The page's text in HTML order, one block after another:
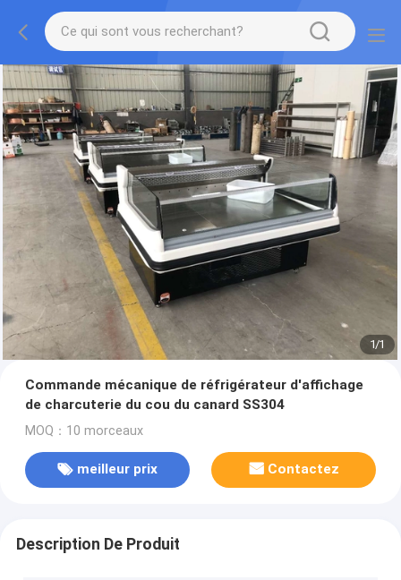
1/1
Commande mécanique de réfrigérateur d'affichage
de charcuterie du cou du canard SS304
MOQ：10 morceaux
meilleur prix Contactez
Description De Produit